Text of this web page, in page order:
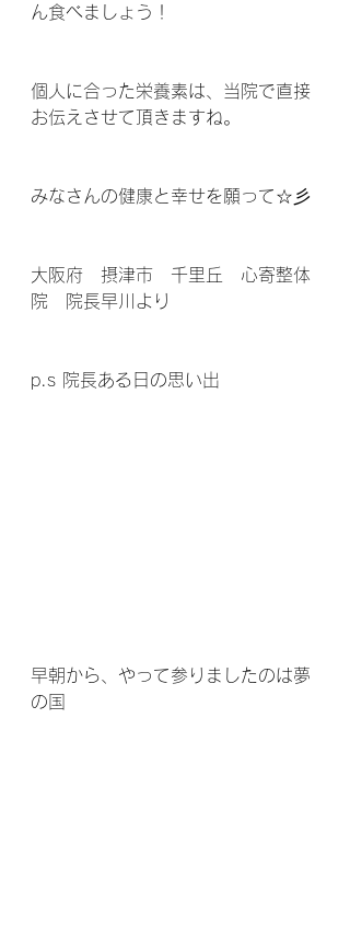
ん食べましょう！
個人に合った栄養素は、当院で直接
お伝えさせて頂きますね。
みなさんの健康と幸せを願って☆彡
大阪府　摂津市　千里丘　心寄整体
院　院長早川より
p.s 院長ある日の思い出
早朝から、やって参りましたのは夢
の国